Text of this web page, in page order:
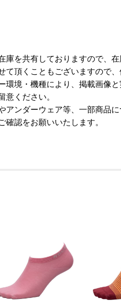
庫を共有しておりますので、
て頂くこともございますので、
境・機種により、掲載画像
意ください。
ンダーウェア等、一部商品
確認をお願いいたします。